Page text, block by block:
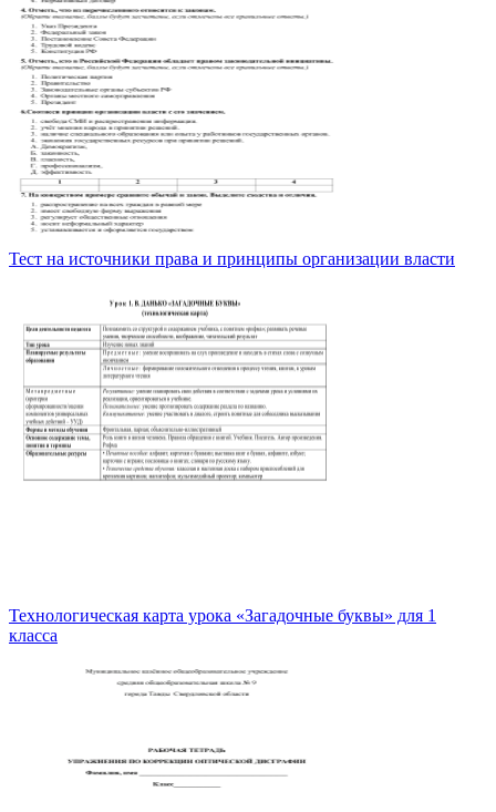
Тест на источники права и принципы организации власти
Технологическая карта урока «Загадочные буквы» для 1
класса